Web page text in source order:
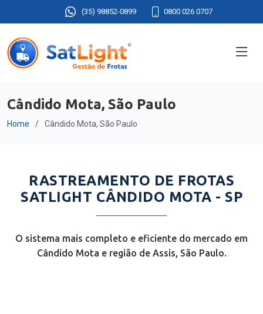
(35) 98852-0899 0800 026 0707
Cândido Mota, São Paulo
Home Cândido Mota, São Paulo
RASTREAMENTO DE FROTAS
SATLIGHT CÂNDIDO MOTA - SP
O sistema mais completo e eficiente do mercado em
Cândido Mota e região de Assis, São Paulo.